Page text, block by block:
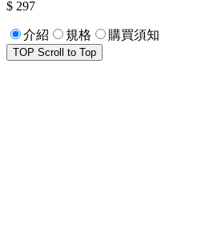
$ 297
介紹 規格 購買須知
TOP Scroll to Top